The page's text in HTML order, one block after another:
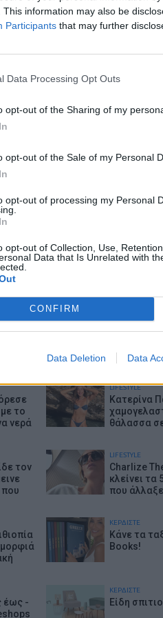
This information may also be
Participants that may further
Data Processing Opt Outs
opt-out of the Sharing of my
opt-out of the Sale of my Personal
opt-out of processing my Personal
opt-out of Collection, Use,
Data that Is Unrelated with
CONFIRM
Data Deletion Data
του
μ@@@», του φώναζαν
στα
στο
οι
τον
LIFESTYLE
Ιωαννίδη:
πληροφορία πριν
για το
για
ευνοεί τις
Τζολί
ΕΙΔΗΣΕΙΣ
Σέρρες:
δεν πρόλαβα»
του
ΕΙΔΗΣΕΙΣ
Το φοβερό
του
το
νερά
LIFESTYLE
Κατερίνα
θάλασσα
τον
LIFESTYLE
Charlize
κλείνει τα
που
ΚΕΡΔΙΣΤΕ
Κάνε τα
Books!
έως -
ΚΕΡΔΙΣΤΕ
Είδη